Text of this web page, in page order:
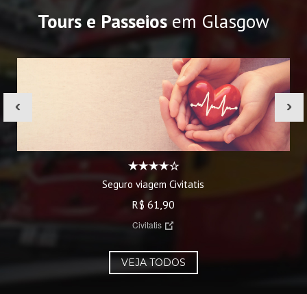
Tours e Passeiosem Glasgow
Seguro viagem Civitatis
R$ 61,90
Civitatis
‹ ›
VEJA TODOS